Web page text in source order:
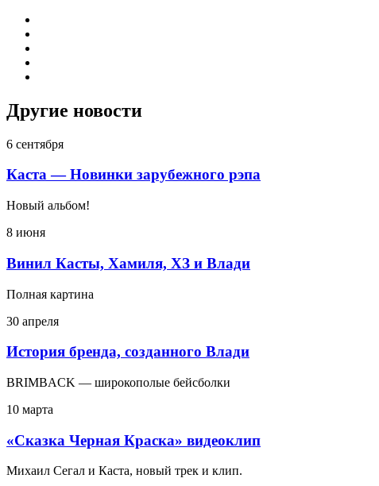
Другие новости
6 сентября
Каста — Новинки зарубежного рэпа
Новый альбом!
8 июня
Винил Касты, Хамиля, ХЗ и Влади
Полная картина
30 апреля
История бренда, созданного Влади
BRIMBACK — широкополые бейсболки
10 марта
«Сказка Черная Краска» видеоклип
Михаил Сегал и Каста, новый трек и клип.